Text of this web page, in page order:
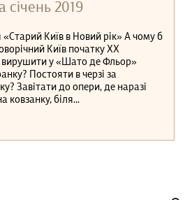
січень 2019
«Старий Київ в Новий рік» А чому б
Київ початку ХХ
вирушити у «Шато де Фльор»
Постояти в черзі за
Завітати до опери, де наразі
ковзанку, біля...